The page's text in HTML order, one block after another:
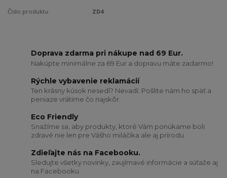
Číslo produktu: ZD4
Doprava zdarma pri nákupe nad 69 Eur.
Nakúpte minimálne za 69 Eur a dopravu máte zadarmo!
Rýchle vybavenie reklamácií
Ten krásny kúsok nesedí? Nevadí. Pošlite nám ho späť a
peniaze vrátime čo najskôr.
Eco Friendly
Snažíme sa, aby produkty, ktoré Vám ponúkame boli
zdravé nie len pre Vášho miláčika ale aj prírodu.
Zdieľajte nás na Facebooku.
Sledujte všetky novinky, zaujímavé informácie a súťaže aj
na Facebooku